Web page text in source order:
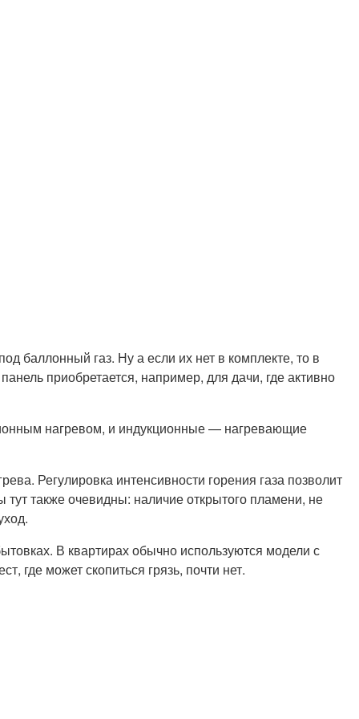
баллонный газ. Ну а если их нет в комплекте, то в
приобретается, например, для дачи, где активно
нагревом, и индукционные — нагревающие
Регулировка интенсивности горения газа позволит
также очевидны: наличие открытого пламени, не
В квартирах обычно используются модели с
где может скопиться грязь, почти нет.